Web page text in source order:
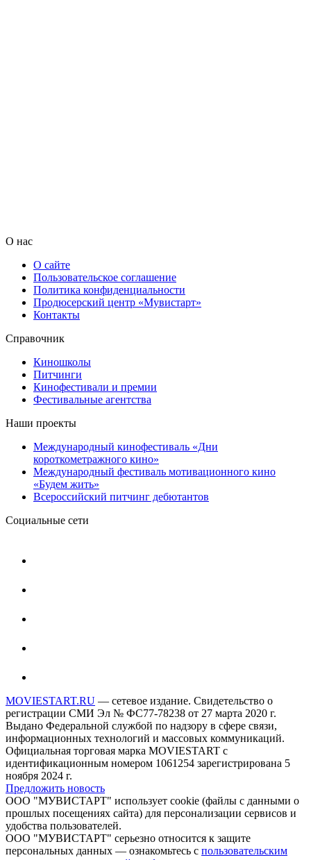
О нас
О сайте
Пользовательское соглашение
Политика конфиденциальности
Продюсерский центр «Мувистарт»
Контакты
Справочник
Киношколы
Питчинги
Кинофестивали и премии
Фестивальные агентства
Наши проекты
Международный кинофестиваль «Дни
короткометражного кино»
Международный фестиваль мотивационного кино
«Будем жить»
Всероссийский питчинг дебютантов
Социальные сети
MOVIESTART.RU — сетевое издание. Свидетельство о
регистрации СМИ Эл № ФС77-78238 от 27 марта 2020 г.
Выдано Федеральной службой по надзору в сфере связи,
информационных технологий и массовых коммуникаций.
Официальная торговая марка MOVIESTART с
идентификационным номером 1061254 зарегистрирована 5
ноября 2024 г.
Предложить новость
ООО "МУВИСТАРТ" использует cookie (файлы с данными о
прошлых посещениях сайта) для персонализации сервисов и
удобства пользователей.
ООО "МУВИСТАРТ" серьезно относится к защите
персональных данных — ознакомьтесь с пользовательским